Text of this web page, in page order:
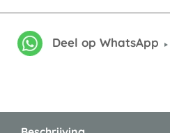
Deel op WhatsApp